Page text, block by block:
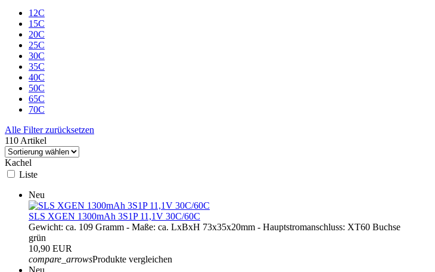
12C
15C
20C
25C
30C
35C
40C
50C
65C
70C
Alle Filter zurücksetzen
110 Artikel
Kachel
Liste
Neu
SLS XGEN 1300mAh 3S1P 11,1V 30C/60C
Gewicht: ca. 109 Gramm - Maße: ca. LxBxH 73x35x20mm - Hauptstromanschluss: XT60 Buchse
grün
10,90 EUR
compare_arrowsProdukte vergleichen
Neu